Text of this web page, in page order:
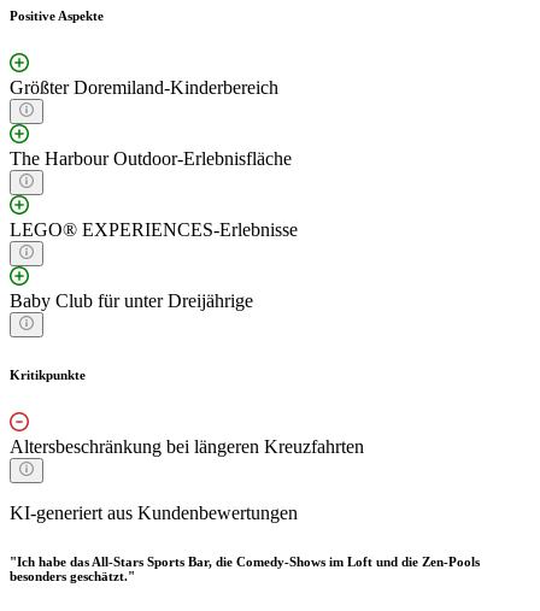
Positive Aspekte
Größter Doremiland-Kinderbereich
The Harbour Outdoor-Erlebnisfläche
LEGO® EXPERIENCES-Erlebnisse
Baby Club für unter Dreijährige
Kritikpunkte
Altersbeschränkung bei längeren Kreuzfahrten
KI-generiert aus Kundenbewertungen
"Ich habe das All-Stars Sports Bar, die Comedy-Shows im Loft und die Zen-Pools
besonders geschätzt."